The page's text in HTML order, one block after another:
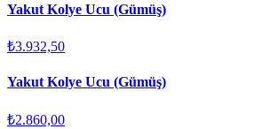
Yakut Kolye Ucu (Gümüş)
₺3.932,50
Yakut Kolye Ucu (Gümüş)
₺2.860,00